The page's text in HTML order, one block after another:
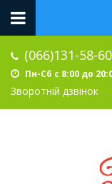
(066)131-58-
Пн-Сб с 8:00 до
Зворотній дзвінок